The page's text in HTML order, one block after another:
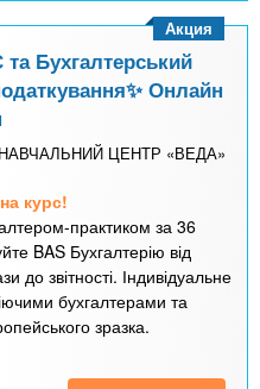
та Бухгалтерський
Онлайн
ЦЕНТР «ВЕДА»
курс!
практиком за 36
BAS Бухгалтерію від
до звітності. Індивідуальне
бухгалтерами та
зразка.
Акция